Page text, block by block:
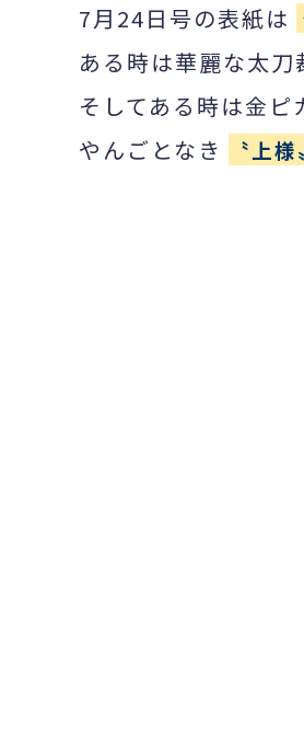
7月24日号の表紙は
ある時は華麗な太刀
そしてある時は金ピ
やんごとなき
〝上様